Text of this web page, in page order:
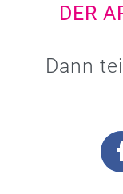
DER
Dann